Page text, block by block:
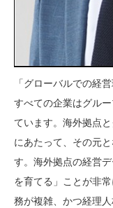
「グローバルでの経
すべての企業はグル
ています。海外拠点
にあたって、その元
す。海外拠点の経営
を育てる」ことが非
務が複雑、かつ経理